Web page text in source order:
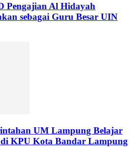
Pengajian Al Hidayah
sebagai Guru Besar UIN
UM Lampung Belajar
KPU Kota Bandar Lampung